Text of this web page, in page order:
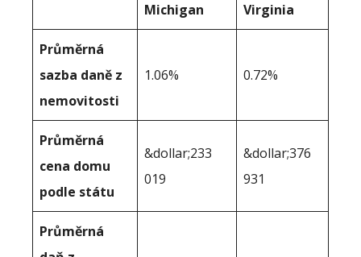
Michigan Virginia
Průměrná
sazba daně z
nemovitosti
1.06% 0.72%
Průměrná
cena domu
podle státu
&dollar;233
019
&dollar;376
931
Průměrná